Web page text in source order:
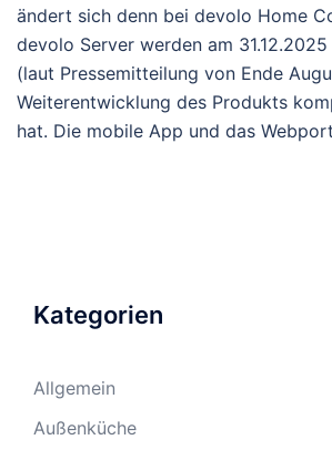
ändert sich denn bei devolo Home
devolo Server werden am
(laut Pressemitteilung von Ende
Weiterentwicklung des Produkts
hat. Die mobile App und das
Kategorien
Allgemein
Außenküche